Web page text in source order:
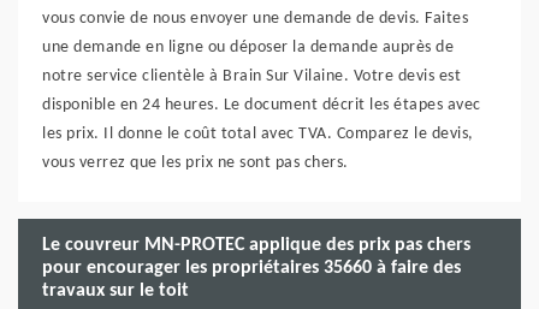
vous convie de nous envoyer une demande de devis. Faites
une demande en ligne ou déposer la demande auprès de
notre service clientèle à Brain Sur Vilaine. Votre devis est
disponible en 24 heures. Le document décrit les étapes avec
les prix. Il donne le coût total avec TVA. Comparez le devis,
vous verrez que les prix ne sont pas chers.
Le couvreur MN-PROTEC applique des prix pas chers
pour encourager les propriétaires 35660 à faire des
travaux sur le toit